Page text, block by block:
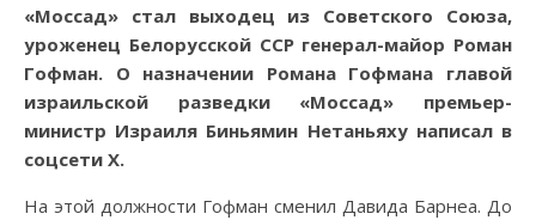
«Моссад» стал выходец из Советского Союза,
уроженец Белорусской ССР генерал-майор Роман
Гофман. О назначении Романа Гофмана главой
израильской разведки «Моссад» премьер-
министр Израиля Биньямин Нетаньяху написал в
соцсети X.
На этой должности Гофман сменил Давида Барнеа. До